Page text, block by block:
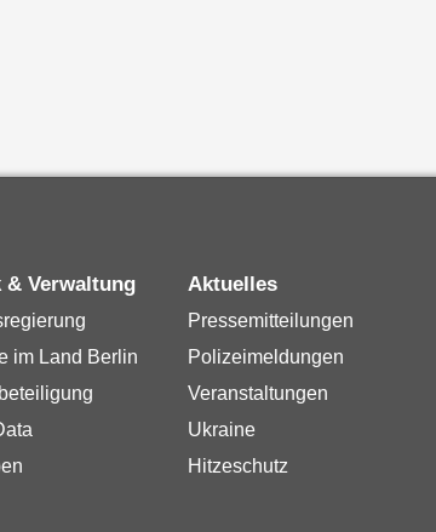
& Verwaltung
im Land Berlin
Aktuelles
Pressemitteilungen
Polizeimeldungen
Veranstaltungen
Ukraine
Hitzeschutz